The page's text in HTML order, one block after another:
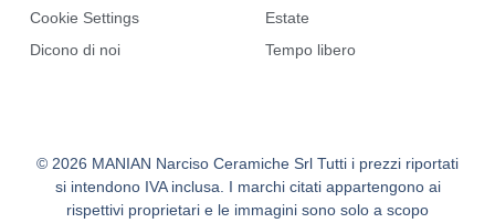
© 2026 MANIAN Narciso Ceramiche Srl Tutti i prezzi riportati
si intendono IVA inclusa. I marchi citati appartengono ai
rispettivi proprietari e le immagini sono solo a scopo
Cookie Settings
Dicono di noi
Estate
Tempo libero